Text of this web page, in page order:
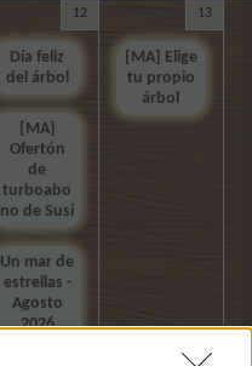
12
Día feliz
del árbol
[MA]
Ofertón
de
turboabo
no de Susi
Un mar de
estrellas -
Agosto
2026
13
[MA] Elige
tu propio
árbol